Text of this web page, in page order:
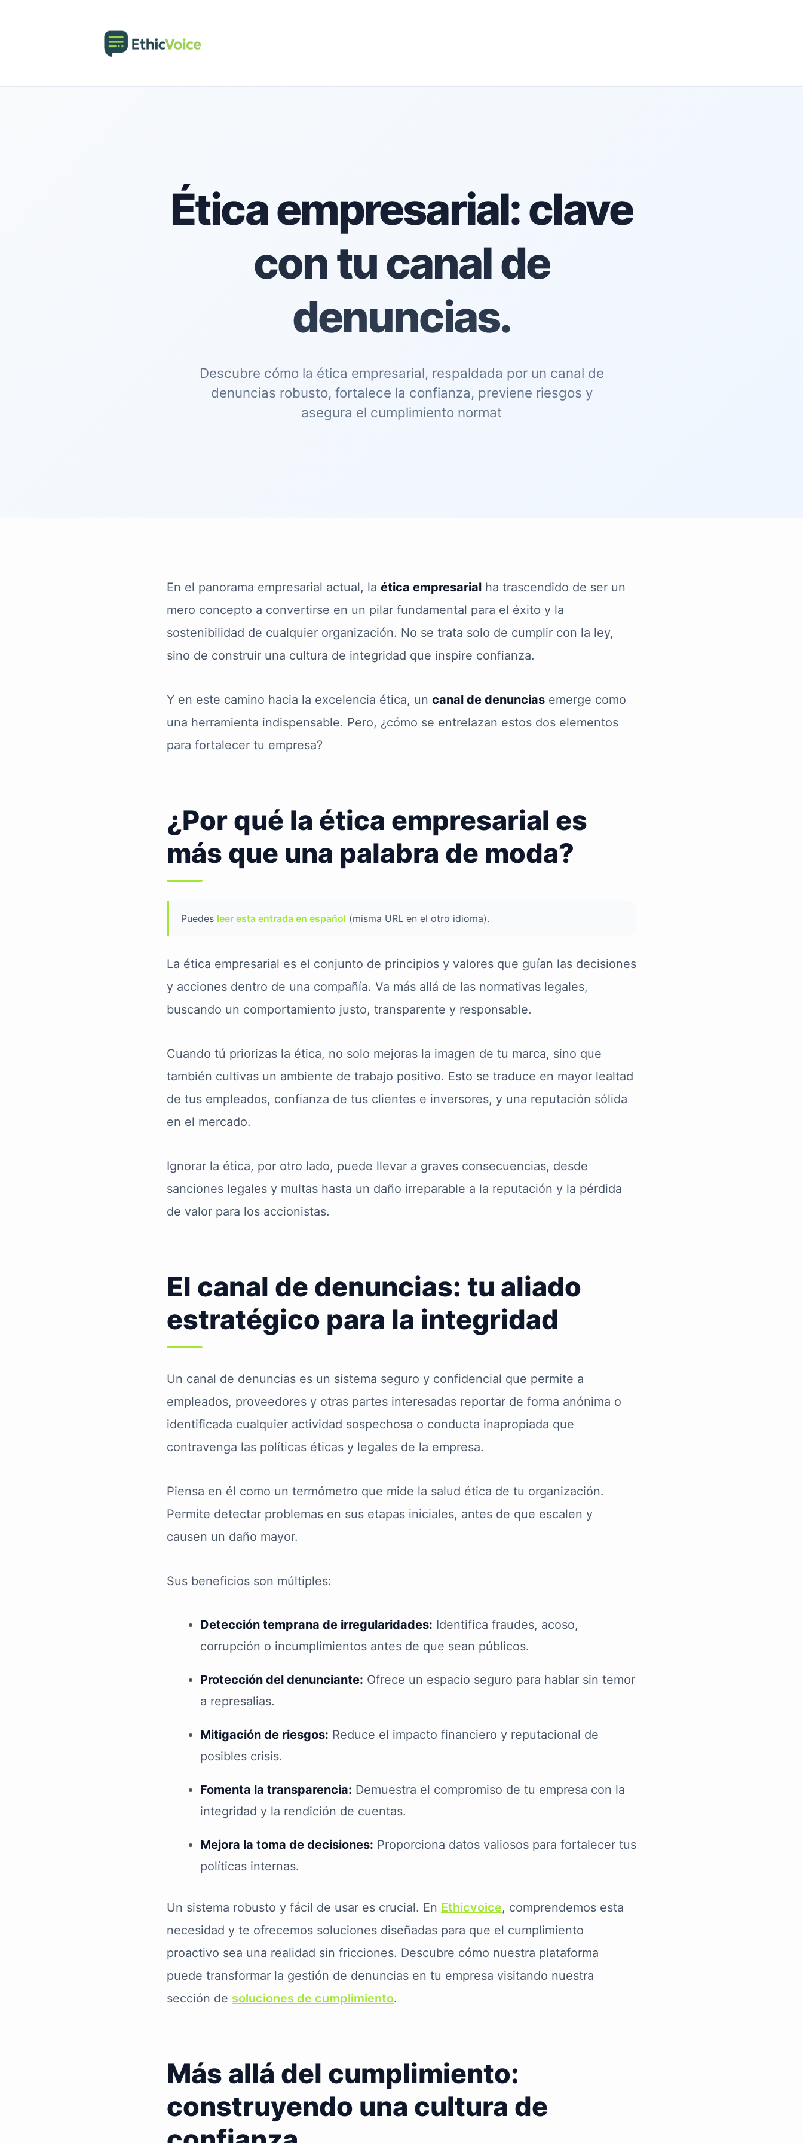
Ética empresarial: clave
con tu canal de
denuncias.
Descubre cómo la ética empresarial, respaldada por un canal de
denuncias robusto, fortalece la confianza, previene riesgos y
asegura el cumplimiento normat
En el panorama empresarial actual, la ética empresarial ha trascendido de ser un
mero concepto a convertirse en un pilar fundamental para el éxito y la
sostenibilidad de cualquier organización. No se trata solo de cumplir con la ley,
sino de construir una cultura de integridad que inspire confianza.
Y en este camino hacia la excelencia ética, un canal de denuncias emerge como
una herramienta indispensable. Pero, ¿cómo se entrelazan estos dos elementos
para fortalecer tu empresa?
¿Por qué la ética empresarial es
más que una palabra de moda?
Puedes leer esta entrada en español (misma URL en el otro idioma).
La ética empresarial es el conjunto de principios y valores que guían las decisiones
y acciones dentro de una compañía. Va más allá de las normativas legales,
buscando un comportamiento justo, transparente y responsable.
Cuando tú priorizas la ética, no solo mejoras la imagen de tu marca, sino que
también cultivas un ambiente de trabajo positivo. Esto se traduce en mayor lealtad
de tus empleados, confianza de tus clientes e inversores, y una reputación sólida
en el mercado.
Ignorar la ética, por otro lado, puede llevar a graves consecuencias, desde
sanciones legales y multas hasta un daño irreparable a la reputación y la pérdida
de valor para los accionistas.
El canal de denuncias: tu aliado
estratégico para la integridad
Un canal de denuncias es un sistema seguro y confidencial que permite a
empleados, proveedores y otras partes interesadas reportar de forma anónima o
identificada cualquier actividad sospechosa o conducta inapropiada que
contravenga las políticas éticas y legales de la empresa.
Piensa en él como un termómetro que mide la salud ética de tu organización.
Permite detectar problemas en sus etapas iniciales, antes de que escalen y
causen un daño mayor.
Sus beneficios son múltiples:
Detección temprana de irregularidades: Identifica fraudes, acoso,
corrupción o incumplimientos antes de que sean públicos.
Protección del denunciante: Ofrece un espacio seguro para hablar sin temor
a represalias.
Mitigación de riesgos: Reduce el impacto financiero y reputacional de
posibles crisis.
Fomenta la transparencia: Demuestra el compromiso de tu empresa con la
integridad y la rendición de cuentas.
Mejora la toma de decisiones: Proporciona datos valiosos para fortalecer tus
políticas internas.
Un sistema robusto y fácil de usar es crucial. En Ethicvoice, comprendemos esta
necesidad y te ofrecemos soluciones diseñadas para que el cumplimiento
proactivo sea una realidad sin fricciones. Descubre cómo nuestra plataforma
puede transformar la gestión de denuncias en tu empresa visitando nuestra
sección de soluciones de cumplimiento.
Más allá del cumplimiento:
construyendo una cultura de